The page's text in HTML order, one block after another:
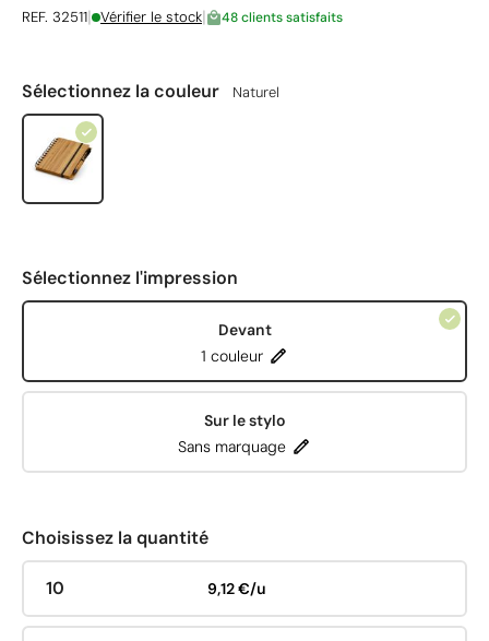
REF. 32511| Vérifier le stock| 48 clients satisfaits
Sélectionnez la couleur Naturel
Sélectionnez l'impression
Devant
1 couleur
Sur le stylo
Sans marquage
Choisissez la quantité
10 9,12 €/u